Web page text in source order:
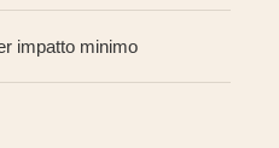
impatto minimo